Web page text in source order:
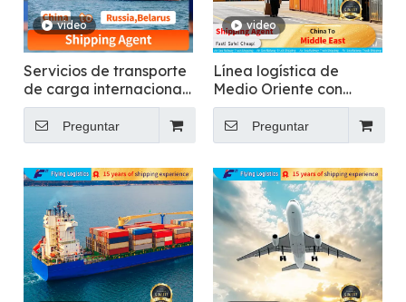
video
Servicios de transporte
de carga internacional
para envío de carga
general a Rusia
Preguntar
video
Línea logística de
Medio Oriente con
autorización con
impuestos incluidos
Preguntar